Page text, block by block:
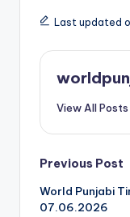
a
ts
A
p
ar
e
Last updated
View All Posts
Post
Previous Post
World Punjabi
07.06.2026